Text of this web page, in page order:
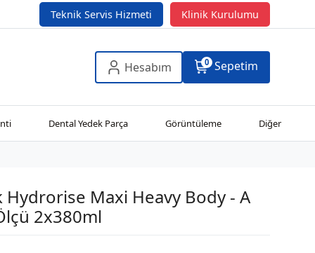
Teknik Servis Hizmeti Klinik Kurulumu
Hesabım 0 Sepetim
Dental Yedek Parça Görüntüleme Diğer
Hydrorise Maxi Heavy Body - A
2x380ml